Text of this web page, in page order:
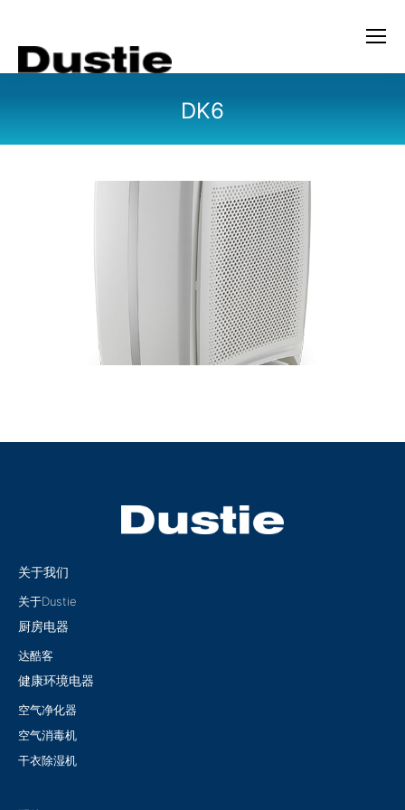
DK6
关于我们
关于Dustie
厨房电器
达酷客
健康环境电器
空气净化器
空气消毒机
干衣除湿机